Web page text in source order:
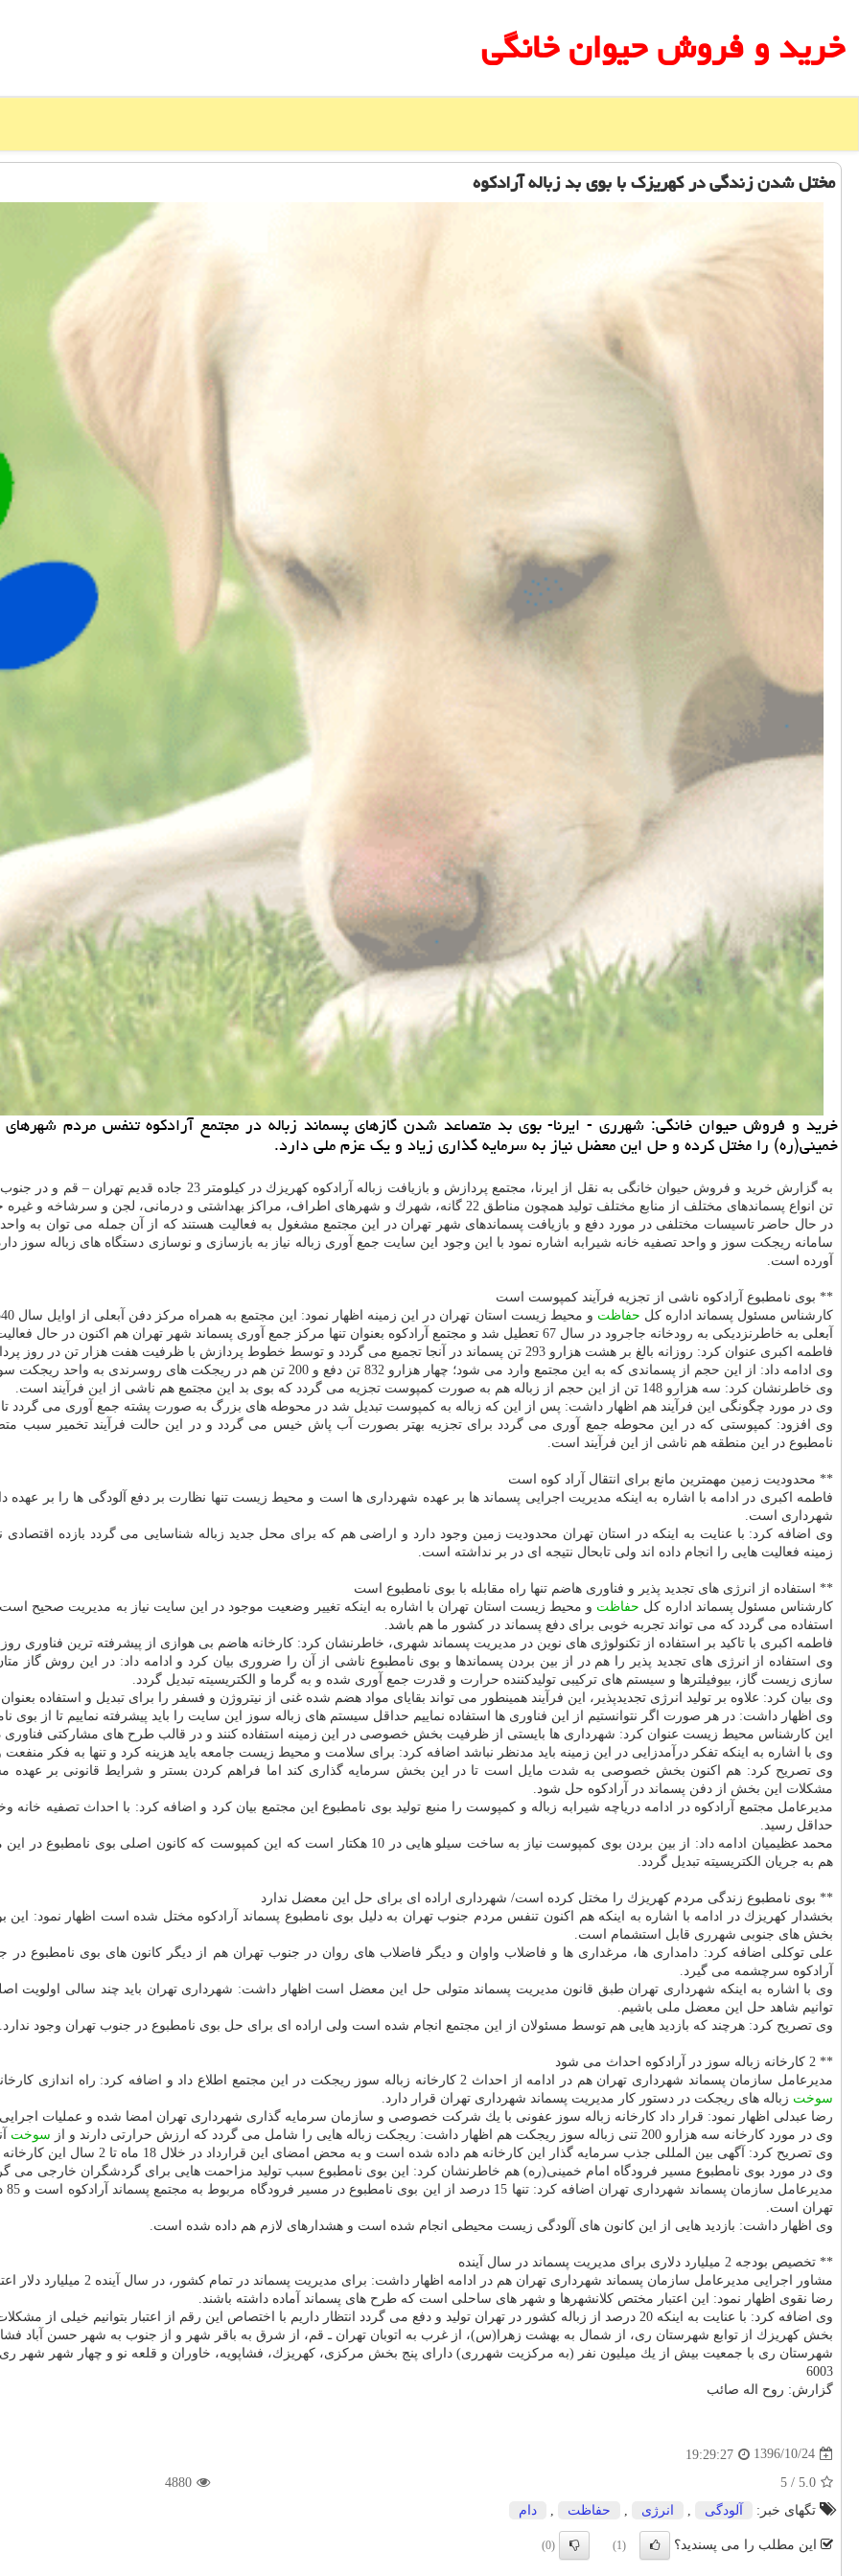
خرید و فروش حیوان خانگی
مختل شدن زندگی در كهریزك با بوی بد زباله آرادكوه
خرید و فروش حیوان خانگی: شهرری - ایرنا- بوی بد متصاعد شدن گازهای پسماند زباله در مجتمع آرادكوه تنفس مردم
خمینی(ره) را مختل كرده و حل این معضل نیاز به سرمایه گذاری زیاد و یك عزم ملی دارد.
به گزارش خرید و فروش حیوان خانگی به نقل از ایرنا، مجتمع
تن انواع پسماندهای مختلف از منابع مختلف تولید همچون مناطق 22 گانه، شهرك و شهرهای اطراف، مراكز بهداشتی و درمانی، لجن و سرشاخه و غیره جهت امحا و دفع به این مركز ارسال می گردد.
در حال حاضر تاسیسات مختلفی در مورد دفع و بازیافت پسماندهای شهر تهران در این مجتمع مشغول به فعالیت هستند كه از آن جمله می توان به
سامانه ریجكت سوز و واحد تصفیه خانه شیرابه اشاره نمود با این وجود این سایت جمع آوری زباله نیاز به بازسازی و نوسازی دستگاه های زباله
آورده است.
** بوی نامطبوع آرادكوه ناشی از تجزیه فرآیند كمپوست است
كارشناس مسئول پسماند اداره كل حفاظت
آبعلی به خاطرنزدیكی به رودخانه جاجرود در سال 67 تعطیل شد و مجتمع آرادكوه بعنوان تنها مركز جمع آوری پسماند شهر تهران هم اكنون در حال فعالیت است.
فاطمه اكبری عنوان كرد: روزانه بالغ بر هشت هزارو 293 تن پسماند در آنجا تجمیع می گردد و توسط خطوط پردازش با ظرفیت هفت هزار تن در روز پردازش می گردد.
وی ادامه داد: از این حجم از پسماندی كه به این مجتمع وارد می شود؛ چهار هزارو 832 تن دفع و 200 تن هم در ریجكت های روسرندی به واحد ریجكت سوز می رود، 105 تن پسماند پزشكی هم به صورت جداگانه دفع می گردد.
وی خاطرنشان كرد: سه هزارو 148 تن از این حجم از زباله هم به صورت كمپوست تجزیه می گردد كه بوی بد این مجتمع هم ناشی از این فرآیند است.
وی در مورد چگونگی این فرآیند هم اظهار داشت: پس از این كه زباله به كمپوست تبدیل شد در محوطه های بزرگ به صورت پشته جمع آوری می گردد تا
وی افزود: كمپوستی كه در این محوطه جمع آوری می گردد برای تجزیه بهتر بصورت آب پاش خیس می گردد و در این حالت فرآیند تخمیر سبب
نامطبوع در این منطقه هم ناشی از این فرآیند است.
** محدودیت زمین مهمترین مانع برای انتقال آراد كوه است
فاطمه اكبری در ادامه با اشاره به اینكه مدیریت اجرایی پسماند ها بر عهده شهرداری ها است و محیط زیست تنها نظارت بر دفع آلودگی ها را بر عهده
شهرداری است.
وی اضافه كرد: با عنایت به اینكه در استان تهران محدودیت زمین وجود دارد و اراضی هم كه برای محل جدید زباله شناسایی می گردد بازده اقتصادی
زمینه فعالیت هایی را انجام داده اند ولی تابحال نتیجه ای در بر نداشته است.
** استفاده از انرژی های تجدید پذیر و فناوری هاضم تنها راه مقابله با بوی نامطبوع است
كارشناس مسئول پسماند اداره كل حفاظت و محیط زیست استان تهران با اشاره به اینكه تغییر وضعیت موجود در این سایت نیاز به مدیریت صحیح
استفاده می گردد كه می تواند تجربه خوبی برای دفع پسماند در كشور ما هم باشد.
فاطمه اكبری با تاكید بر استفاده از تكنولوژی های نوین در مدیریت پسماند شهری، خاطرنشان كرد: كارخانه هاضم بی هوازی از پیشرفته ترین فناوری
وی استفاده از انرژی های تجدید پذیر را هم در از بین بردن پسماندها و بوی نامطبوع ناشی از آن را ضروری بیان كرد و ادامه داد: در این روش گاز
سازی زیست گاز، بیوفیلترها و سیستم های تركیبی تولیدكننده حرارت و قدرت جمع آوری شده و به گرما و الكتریسیته تبدیل گردد.
وی بیان كرد: علاوه بر تولید انرژی تجدیدپذیر، این فرآیند همینطور می تواند بقایای مواد هضم شده غنی از نیتروژن و فسفر را برای تبدیل و استفاده
وی اظهار داشت: در هر صورت اگر نتوانستیم از این فناوری ها استفاده نماییم حداقل سیستم های زباله سوز این سایت را باید پیشرفته نماییم تا از بوی
این كارشناس محیط زیست عنوان كرد: شهرداری ها بایستی از ظرفیت بخش خصوصی در این زمینه استفاده كنند و در قالب طرح های مشاركتی فناوری
وی با اشاره به اینكه تفكر درآمدزایی در این زمینه باید مدنظر نباشد اضافه كرد: برای سلامت و محیط زیست جامعه باید هزینه كرد و تنها به فكر
وی تصریح كرد: هم اكنون بخش خصوصی به شدت مایل است تا در این بخش سرمایه گذاری كند اما فراهم كردن بستر و شرایط قانونی بر عهده
مشكلات این بخش از دفن پسماند در آرادكوه حل شود.
مدیرعامل مجتمع آرادكوه در ادامه دریاچه شیرابه زباله و كمپوست را منبع تولید بوی نامطبوع این مجتمع بیان كرد و اضافه كرد: با احداث تصفیه خانه
حداقل رسید.
محمد عظیمیان ادامه داد: از بین بردن بوی كمپوست نیاز به ساخت سیلو هایی در 10 هكتار است كه
هم به جریان الكتریسیته تبدیل گردد.
** بوی نامطبوع زندگی مردم كهریزك را مختل كرده است/ شهرداری اراده ای برای حل این معضل ندارد
بخشدار كهریزك در ادامه با اشاره به اینكه هم اكنون تنفس مردم جنوب تهران به دلیل بوی نامطبوع پسماند آرادكوه مختل شده است اظهار نمود:
بخش های جنوبی شهرری قابل استشمام است.
علی توكلی اضافه كرد: دامداری ها، مرغداری ها و فاضلاب واوان و دیگر فاضلاب های روان در جنوب تهران هم از دیگر كانون های بوی نامطبوع
آرادكوه سرچشمه می گیرد.
وی با اشاره به اینكه شهرداری تهران طبق قانون مدیریت پسماند متولی حل این معضل است اظهار داشت: شهرداری تهران باید چند سالی اولویت
توانیم شاهد حل این معضل ملی باشیم.
وی تصریح كرد: هرچند كه بازدید هایی هم توسط مسئولان از این مجتمع انجام شده است ولی اراده ای برای حل بوی نامطبوع در جنوب تهران وجود ندارد.
** 2 كارخانه زباله سوز در آرادكوه احداث می شود
مدیرعامل سازمان پسماند شهرداری تهران هم در ادامه از احداث 2 كارخانه زباله سوز ریجكت در این مجتمع اطلاع داد و اضافه كرد: راه اندازی كارخانه زباله سوز 100 تنی برای پسماند های عفونی و سه هزارو 200 تنی برای
سوخت زباله های ریجكت در دستور كار مدیریت پسماند شهرداری تهران قرار دارد.
رضا عبدلی اظهار نمود: قرار داد كارخانه زباله سوز عفونی با یك شركت خصوصی و سازمان سرمایه گذاری شهرداری تهران امضا شده و عملیات
وی در مورد كارخانه سه هزارو 200 تنی زباله سوز ریجكت هم اظهار داشت: ریجكت زباله هایی را شامل می گردد كه ارزش حرارتی دارند و از
سوخت
وی تصریح كرد: آگهی بین المللی جذب سرمایه گذار این كارخانه هم داده شده است و به محض امضای این قرارداد در خلال 18 ماه تا 2 سال این كارخانه به بهره برداری می رسد
وی در مورد بوی نامطبوع مسیر فرودگاه امام خمینی(ره) هم خاطرنشان كرد: این بوی نامطبوع سبب تولید مزاحمت هایی برای گردشگران خارجی می
تهران است.
وی اظهار داشت: بازدید هایی از این كانون های آلودگی زیست محیطی انجام شده است و هشدارهای لازم هم داده شده است.
** تخصیص بودجه 2 میلیارد دلاری برای مدیریت پسماند در سال آینده
مشاور اجرایی مدیرعامل سازمان پسماند شهرداری تهران هم در ادامه اظهار داشت: برای مدیریت پسماند در تمام كشور، در سال آینده 2 میلیارد دلار اعتبار از صندوق ذخیره ارزی به وزارت كشور اختصاص پیدا كرده است.
رضا نقوی اظهار نمود: این اعتبار مختص كلانشهرها و شهر های ساحلی است كه طرح های پسماند آماده داشته باشند.
وی اضافه كرد: با عنایت به اینكه 20 درصد از زباله كشور در تهران تولید و دفع می گردد انتظار داریم با اختصاص این رقم از اعتبار بتوانیم خیلی از مشكلات مجتمع آرادكوه را حل نماییم.
بخش كهریزك از توابع شهرستان ری، از شمال به بهشت زهرا(س)، از غرب به اتوبان تهران ـ قم، از شرق به باقر شهر و از جنوب به شهر حسن آباد فشافویه محصور و در فاصله 13
شهرستان ری با جمعیت بیش از یك میلیون نفر (به مركزیت شهرری) دارای پنج بخش مركزی، كهریزك، فشاپویه، خاوران و قلعه نو و چهار شهر شهر
6003
گزارش: روح اله صائب
1396/10/24
19:29:27
5.0
/
5
4880
تگهای خبر:
آلودگی انرژی حفاظت دام
این مطلب را می پسندید؟ (1)
(0)